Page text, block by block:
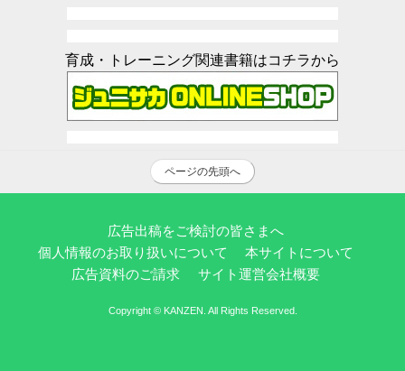
育成・トレーニング関連書籍はコチラから
ページの先頭へ
広告出稿をご検討の皆さまへ
個人情報のお取り扱いについて
本サイトについて
広告資料のご請求
サイト運営会社概要
Copyright © KANZEN. All Rights Reserved.